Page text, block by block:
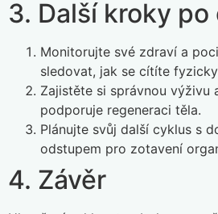
3. Další kroky po
Monitorujte své zdraví a
sledovat, jak se cítíte
Zajistěte si správnou výživu
podporuje regeneraci těla.
Plánujte svůj další cyklus s
odstupem pro zotavení
4. Závěr